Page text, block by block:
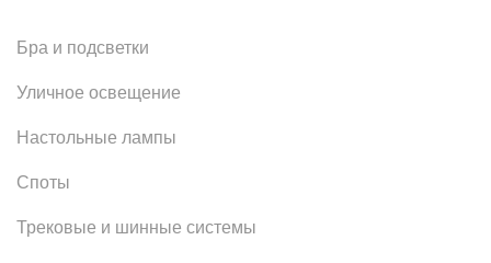
Бра и подсветки
Уличное освещение
Настольные лампы
Споты
Трековые и шинные системы